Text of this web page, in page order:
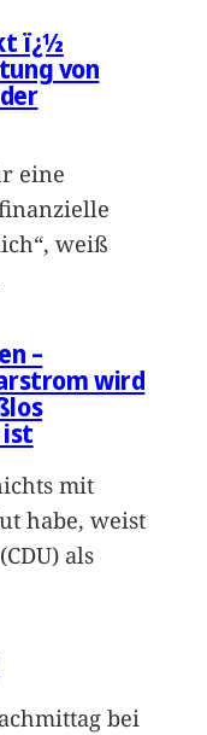
ï¿½
von
eine
weiß
–
wird
mit
habe, weist
als
bei